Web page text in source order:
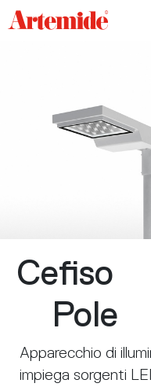
Cefiso
Pole
Apparecchio di
impiega sorgenti